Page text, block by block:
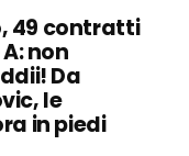
49 contratti
non
Da
le
in piedi